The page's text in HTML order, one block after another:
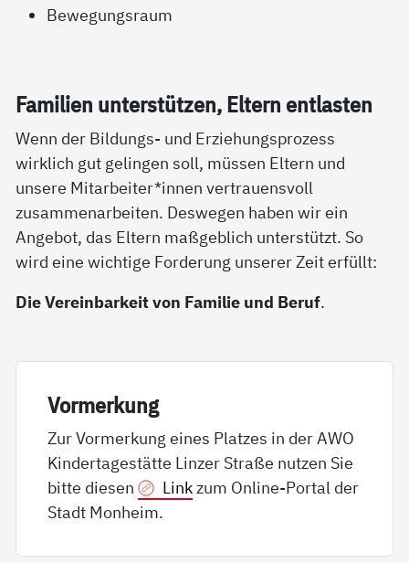
Bewegungsraum
Fa­mi­li­en un­ter­stüt­zen, El­tern ent­las­ten
Wenn der Bildungs- und Erziehungsprozess
wirklich gut gelingen soll, müssen Eltern und
unsere Mitarbeiter*innen vertrauensvoll
zusammenarbeiten. Deswegen haben wir ein
Angebot, das Eltern maßgeblich unterstützt. So
wird eine wichtige Forderung unserer Zeit erfüllt:
Die Vereinbarkeit von Familie und Beruf.
Vor­mer­kung
Zur Vormerkung eines Platzes in der AWO
Kindertagestätte Linzer Straße nutzen Sie
bitte diesen
Linkzum Online-Portal der
Stadt Monheim.